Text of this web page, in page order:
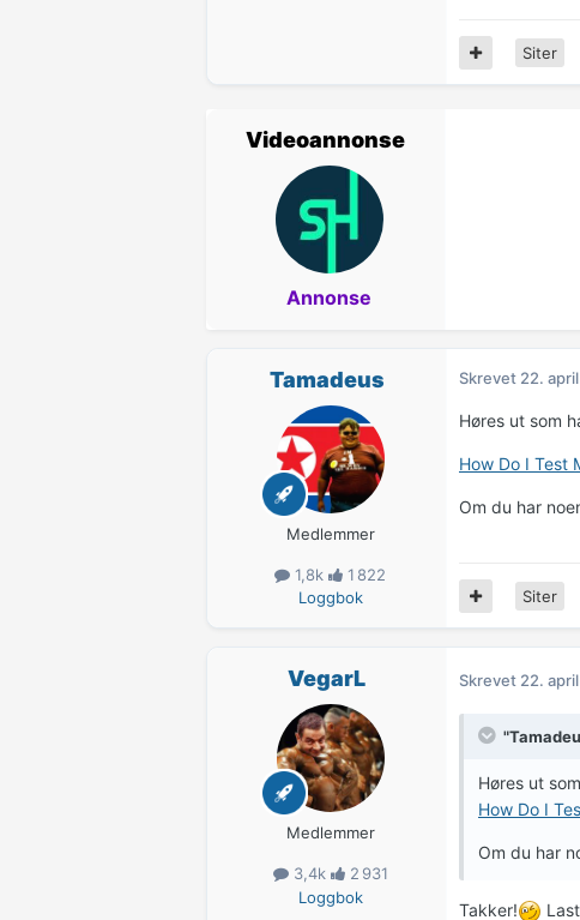
Siter
Videoannonse
Annonse
Tamadeus
Medlemmer
1,8k
1 822
Loggbok
Skrevet 22.
Høres ut som
How Do I Test
Om du har
Siter
VegarL
Medlemmer
3,4k
2 931
Loggbok
Skrevet 22.
Høres ut
How Do I
Om du har
Takker!